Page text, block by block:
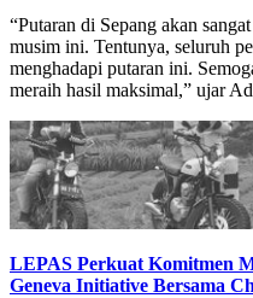
“Putaran di Sepang akan
musim ini. Tentunya, seluruh
menghadapi putaran ini.
meraih hasil maksimal,” ujar
LEPAS Perkuat Komitmen
Geneva Initiative Bersama